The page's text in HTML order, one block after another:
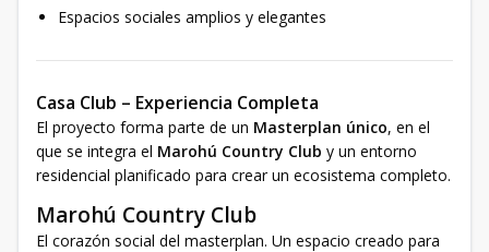
Espacios sociales amplios y elegantes
Casa Club – Experiencia Completa
El proyecto forma parte de un Masterplan único, en el
que se integra el Marohú Country Club y un entorno
residencial planificado para crear un ecosistema completo.
Marohú Country Club
El corazón social del masterplan. Un espacio creado para